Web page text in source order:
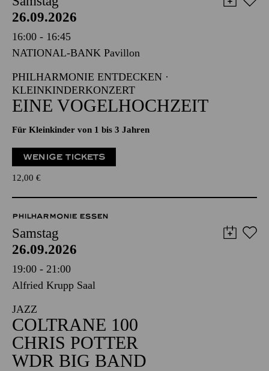
26.09.2026
16:00 - 16:45
NATIONAL-BANK Pavillon
PHILHARMONIE ENTDECKEN ·
KLEINKINDERKONZERT
EINE VOGELHOCHZEIT
Für Kleinkinder von 1 bis 3 Jahren
WENIGE TICKETS
12,00 €
PHILHARMONIE ESSEN
Samstag
26.09.2026
19:00 - 21:00
Alfried Krupp Saal
JAZZ
COLTRANE 100
CHRIS POTTER
WDR BIG BAND